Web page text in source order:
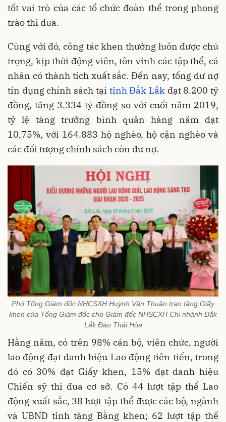
tốt vai trò của các tổ chức đoàn thể trong phong
trào thi đua.
Cùng với đó, công tác khen thưởng luôn được chú
trọng, kịp thời động viên, tôn vinh các tập thể, cá
nhân có thành tích xuất sắc. Đến nay, tổng dư nợ
tín dụng chính sách tại tỉnh Đắk Lắkđạt 8.200 tỷ
đồng, tăng 3.334 tỷ đồng so với cuối năm 2019,
tỷ lệ tăng trưởng bình quân hàng năm đạt
10,75%, với 164.883 hộ nghèo, hộ cận nghèo và
các đối tượng chính sách còn dư nợ.
Phó Tổng Giám đốc NHCSXH Huỳnh Văn Thuận trao tặng Giấy
khen của Tổng Giám đốc cho Giám đốc NHSCXH Chi nhánh Đắk
Lắk Đào Thái Hòa
Hằng năm, có trên 98% cán bộ, viên chức, người
lao động đạt danh hiệu Lao động tiên tiến, trong
đó có 30% đạt Giấy khen, 15% đạt danh hiệu
Chiến sỹ thi đua cơ sở. Có 44 lượt tập thể Lao
động xuất sắc, 38 lượt tập thể được các bộ, ngành
và UBND tỉnh tặng Bằng khen; 62 lượt tập thể